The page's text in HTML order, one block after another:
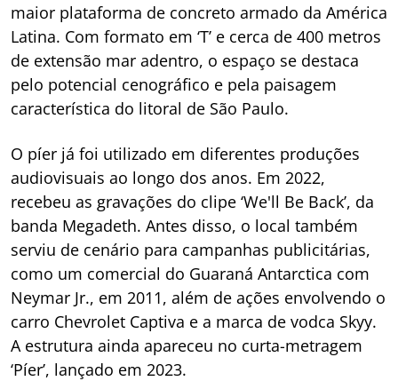
maior plataforma de concreto armado da América
Latina. Com formato em ‘T’ e cerca de 400 metros
de extensão mar adentro, o espaço se destaca
pelo potencial cenográfico e pela paisagem
característica do litoral de São Paulo.
O píer já foi utilizado em diferentes produções
audiovisuais ao longo dos anos. Em 2022,
recebeu as gravações do clipe ‘We'll Be Back’, da
banda Megadeth. Antes disso, o local também
serviu de cenário para campanhas publicitárias,
como um comercial do Guaraná Antarctica com
Neymar Jr., em 2011, além de ações envolvendo o
carro Chevrolet Captiva e a marca de vodca Skyy.
A estrutura ainda apareceu no curta-metragem
‘Píer’, lançado em 2023.